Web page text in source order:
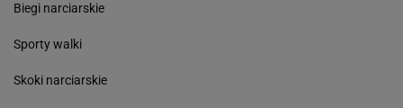
Biegi narciarskie
Sporty walki
Skoki narciarskie